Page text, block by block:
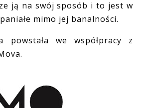
ją na swój sposób i to jest w
mimo jej banalności.
we współpracy z